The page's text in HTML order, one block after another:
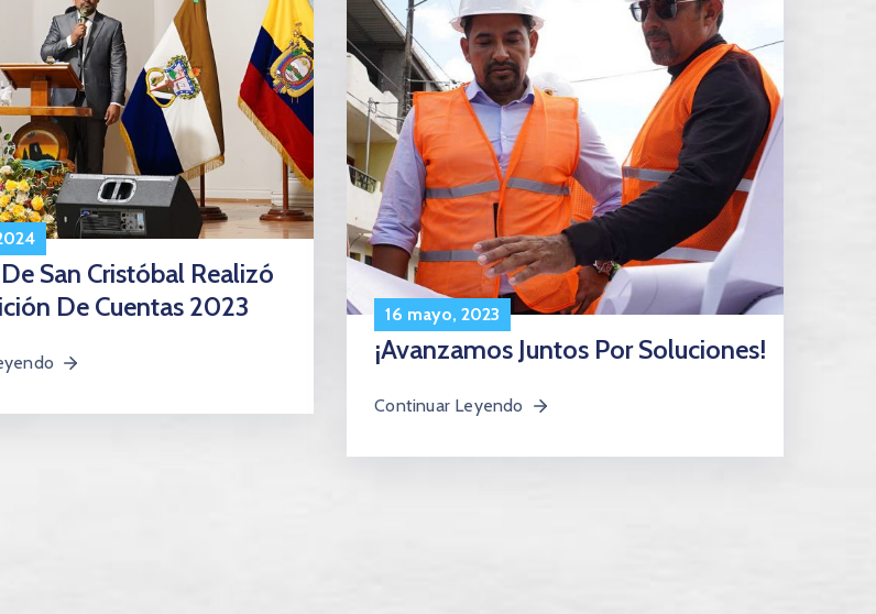
San Cristóbal Realizó
De Cuentas 2023
16 mayo, 2023
¡Avanzamos Juntos Por Soluciones!
Continuar Leyendo